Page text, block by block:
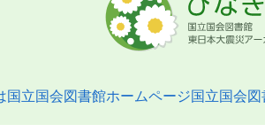
国立国会図書館ホームページ国立国会